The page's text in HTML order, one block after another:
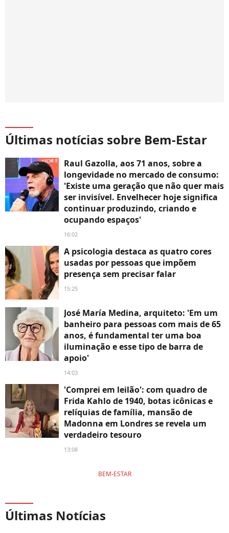
Últimas notícias sobre Bem-Estar
Raul Gazolla, aos 71 anos, sobre a
longevidade no mercado de consumo:
'Existe uma geração que não quer mais
ser invisível. Envelhecer hoje significa
continuar produzindo, criando e
ocupando espaços'
16:02
A psicologia destaca as quatro cores
usadas por pessoas que impõem
presença sem precisar falar
15:25
José María Medina, arquiteto: 'Em um
banheiro para pessoas com mais de 65
anos, é fundamental ter uma boa
iluminação e esse tipo de barra de
apoio'
14:03
'Comprei em leilão': com quadro de
Frida Kahlo de 1940, botas icônicas e
relíquias de família, mansão de
Madonna em Londres se revela um
verdadeiro tesouro
13:08
BEM-ESTAR
Últimas Notícias